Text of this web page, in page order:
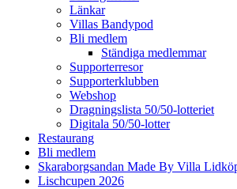
Länkar
Villas Bandypod
Bli medlem
Ständiga medlemmar
Supporterresor
Supporterklubben
Webshop
Dragningslista 50/50-lotteriet
Digitala 50/50-lotter
Restaurang
Bli medlem
Skaraborgsandan Made By Villa
Lischcupen 2026